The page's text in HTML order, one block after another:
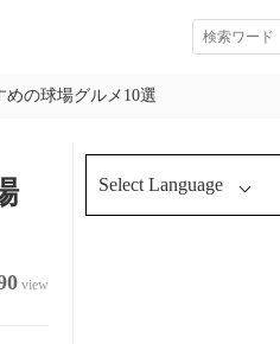
の球場グルメ10選
view
Select Language